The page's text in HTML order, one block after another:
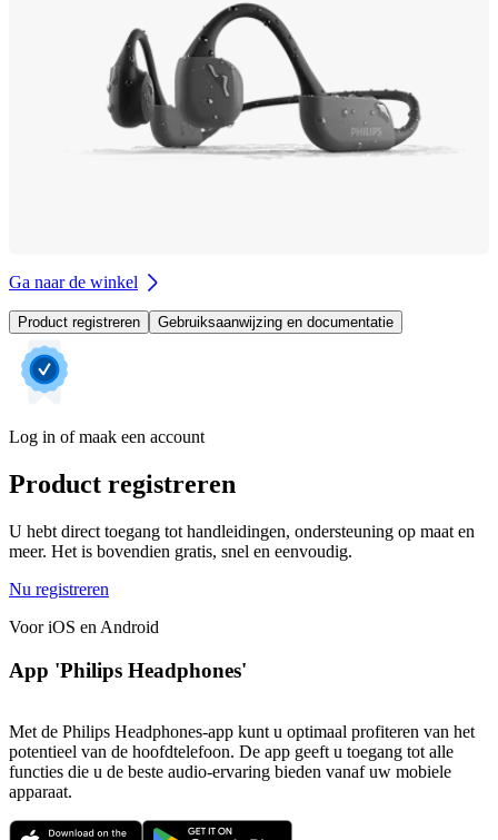
Ga naar de winkel
Product registreren Gebruiksaanwijzing en documentatie
Log in of maak een account
Product registreren
U hebt direct toegang tot handleidingen, ondersteuning op maat en
meer. Het is bovendien gratis, snel en eenvoudig.
Nu registreren
Voor iOS en Android
App 'Philips Headphones'
Met de Philips Headphones-app kunt u optimaal profiteren van het
potentieel van de hoofdtelefoon. De app geeft u toegang tot alle
functies die u de beste audio-ervaring bieden vanaf uw mobiele
apparaat.